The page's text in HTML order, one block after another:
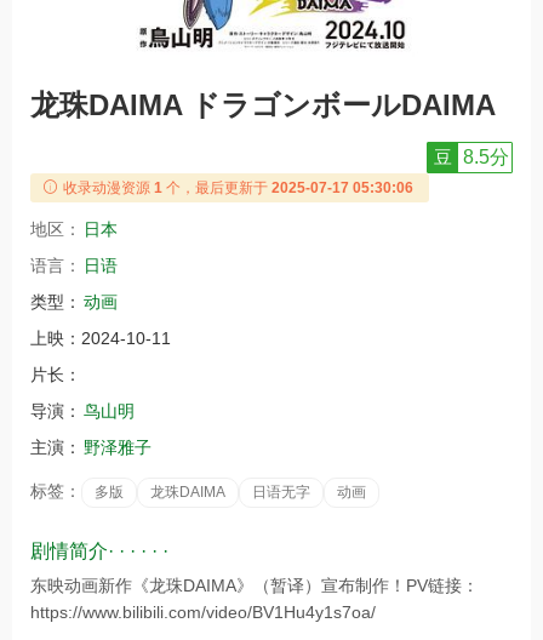
龙珠DAIMA ドラゴンボールDAIMA
豆 8.5分
收录动漫资源 1 个，最后更新于 2025-07-17 05:30:06
地区：
日本
语言：
日语
类型： 动画
上映： 2024-10-11
片长：
导演： 鸟山明
主演： 野泽雅子
标签： 多版 龙珠DAIMA 日语无字 动画
剧情简介· · · · · ·
东映动画新作《龙珠DAIMA》（暂译）宣布制作！PV链接：
https://www.bilibili.com/video/BV1Hu4y1s7oa/